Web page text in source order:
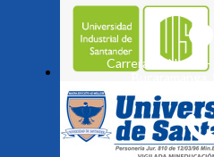
Carrera 19 No. 35